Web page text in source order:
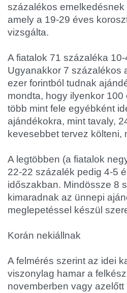
százalékos
amely a 19-29 éves
vizsgálta.
A fiatalok 71 százaléka
Ugyanakkor 7 százalékos
ezer forintból tudnak
mondta, hogy ilyenkor 100
több mint fele egyébként
ajándékokra, mint tavaly,
kevesebbet tervez költeni,
A legtöbben (a fiatalok
22-22 százalék pedig 4-5
időszakban. Mindössze 8
kimaradnak az ünnepi
meglepetéssel készül
Korán nekiállnak
A felmérés szerint az idei
viszonylag hamar a
novemberben vagy